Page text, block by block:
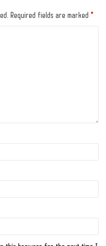
Required fields are marked *